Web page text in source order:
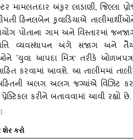
મામલતદાર અંકુર લાડાણી, જિલ્લા
હિનલબેન કુવાડિયાએ
પોતાના ગામ અને વિસ્‍તારમાં
વ્‍યવસ્‍થાપન અંગે સજાગ અને
‘યુવા આપદા મિત્ર' તરીકે
કરવામાં આવશે. આ તાલીમમાં
અલગ અલગ જગ્‍યાંએ વિઝિટ
કરીને બતાવવામાં આવી રહ્યો છે.
કરો